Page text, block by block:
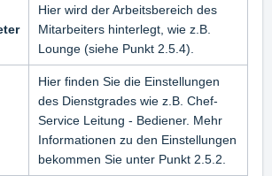
Hier wird der Arbeitsbereich des
Mitarbeiters hinterlegt, wie z.B.
Lounge (siehe Punkt 2.5.4).
Hier finden Sie die Einstellungen
des Dienstgrades wie z.B. Chef-
Service Leitung - Bediener. Mehr
Informationen zu den Einstellungen
bekommen Sie unter Punkt 2.5.2.